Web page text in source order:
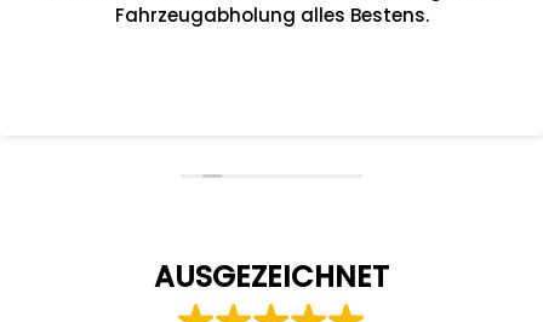
Fahrzeugabholung alles Bestens.
AUSGEZEICHNET